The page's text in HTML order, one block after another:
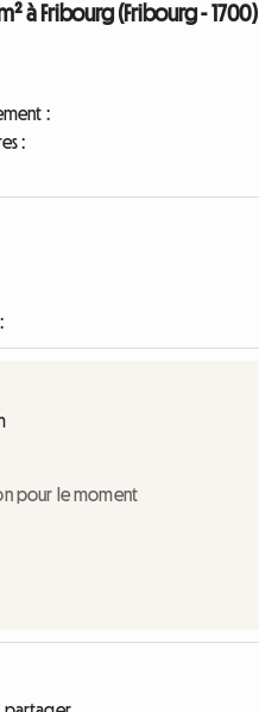
à Fribourg (Fribourg - 1700)
:
:
pour le moment